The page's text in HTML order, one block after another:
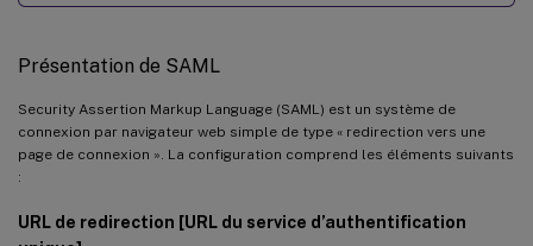
Présentation de SAML
Security Assertion Markup Language (SAML) est un système de
connexion par navigateur web simple de type « redirection vers une
page de connexion ». La configuration comprend les éléments suivants
:
URL de redirection [URL du service d’authentification